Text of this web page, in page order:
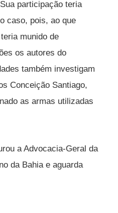
participação teria
caso, pois, ao que
munido de
os autores do
também investigam
Conceição Santiago,
as armas utilizadas
a Advocacia-Geral da
da Bahia e aguarda